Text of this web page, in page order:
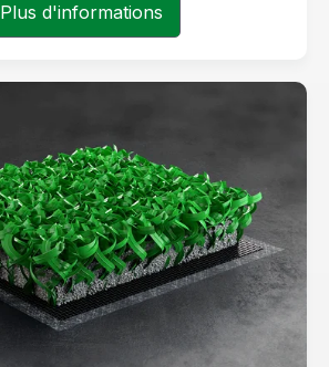
Plus d'informations